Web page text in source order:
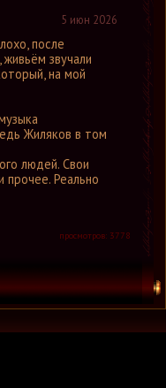
5 июн 2026
после
звучали
на мой
Жиляков в том
людей. Свои
прочее. Реально
просмотров: 3778